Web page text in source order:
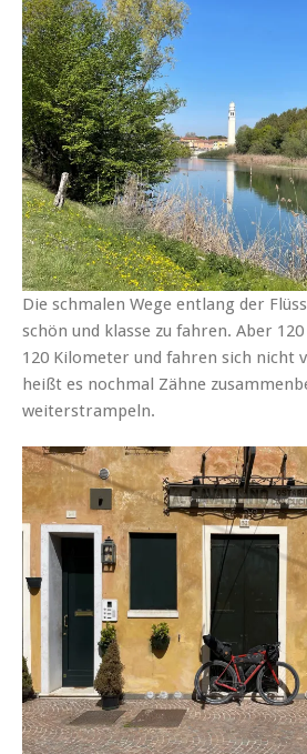
Die schmalen Wege entlang der
schön und klasse zu fahren. Aber
120 Kilometer und fahren sich nicht
heißt es nochmal Zähne
weiterstrampeln.